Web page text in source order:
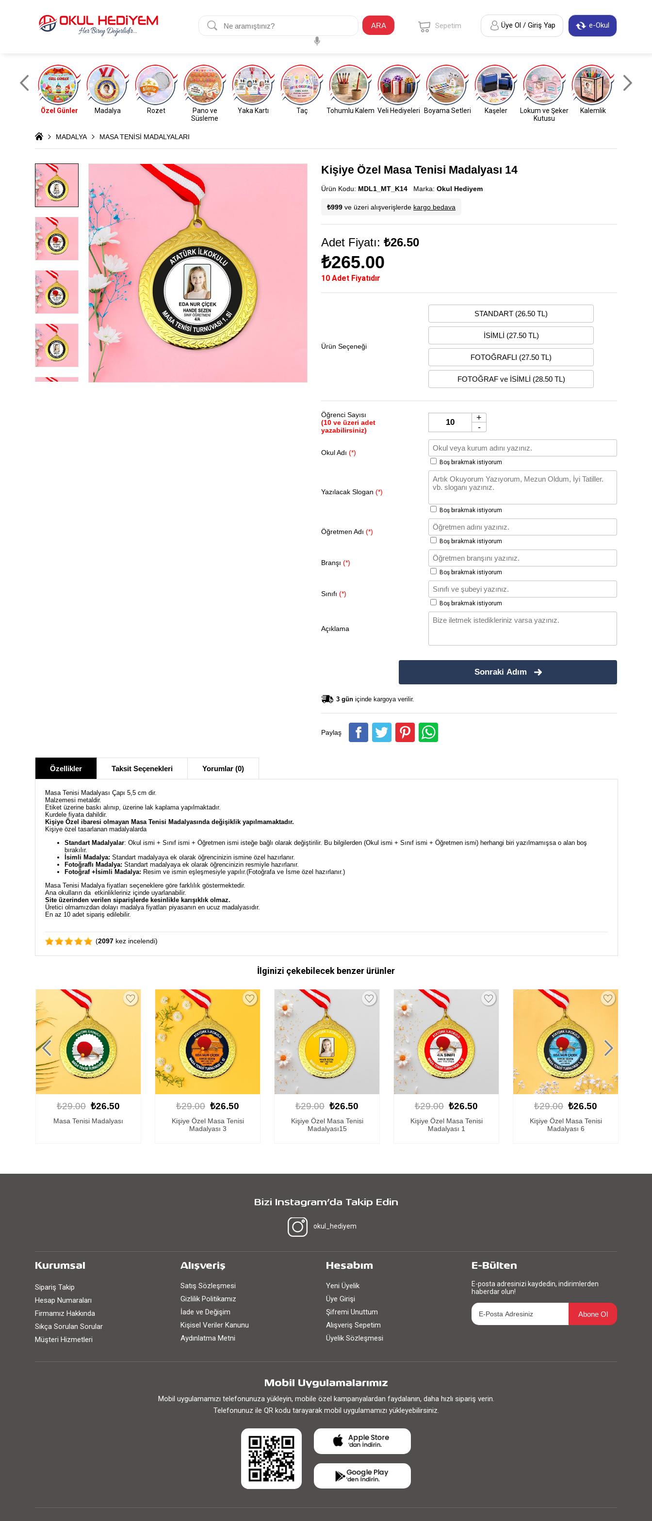
ARA e-Okul
Üye Ol / Giriş Yap
Sepetim
Özel Günler Madalya Rozet
Pano ve
Süsleme
Yaka Kartı Taç Tohumlu Kalem Veli Hediyeleri Boyama Setleri Kaşeler
Lokum ve Şeker
Kutusu
Kalemlik
MADALYA MASA TENİSİ MADALYALARI
Kişiye Özel Masa Tenisi Madalyası 14
Ürün Kodu: MDL1_MT_K14 Marka: Okul Hediyem
₺999 ve üzeri alışverişlerde kargo bedava
Adet Fiyatı: ₺26.50
₺265.00
10 Adet Fiyatıdır
Ürün Seçeneği
STANDART (26.50 TL)
İSİMLİ (27.50 TL)
FOTOĞRAFLI (27.50 TL)
FOTOĞRAF ve İSİMLİ (28.50 TL)
Öğrenci Sayısı
(10 ve üzeri adet
yazabilirsiniz)
+
-
Okul Adı (*)
Boş bırakmak istiyorum
Yazılacak Slogan (*)
Boş bırakmak istiyorum
Öğretmen Adı (*)
Boş bırakmak istiyorum
Branşı (*)
Boş bırakmak istiyorum
Sınıfı (*)
Boş bırakmak istiyorum
Açıklama
Sonraki Adım
3 gün içinde kargoya verilir.
Paylaş
Özellikler Taksit Seçenekleri Yorumlar (0)
Masa Tenisi Madalyası Çapı 5,5 cm dir.
Malzemesi metaldir.
Etiket üzerine baskı alınıp, üzerine lak kaplama yapılmaktadır.
Kurdele fiyata dahildir.
Kişiye Özel ibaresi olmayan Masa Tenisi Madalyasında değişiklik yapılmamaktadır.
Kişiye özel tasarlanan madalyalarda
Standart Madalyalar: Okul ismi + Sınıf ismi + Öğretmen ismi isteğe bağlı olarak değiştirilir. Bu bilgilerden (Okul ismi + Sınıf ismi + Öğretmen ismi) herhangi biri yazılmamışsa o alan boş
bırakılır.
İsimli Madalya: Standart madalyaya ek olarak öğrencinizin ismine özel hazırlanır.
Fotoğraflı Madalya: Standart madalyaya ek olarak öğrencinizin resmiyle hazırlanır.
Fotoğraf +İsimli Madalya: Resim ve ismin eşleşmesiyle yapılır.(Fotoğrafa ve İsme özel hazırlanır.)
Masa Tenisi Madalya fiyatları seçeneklere göre farklılık göstermektedir.
Ana okulların da etkinlikleriniz içinde uyarlanabilir.
Site üzerinden verilen siparişlerde kesinlikle karışıklık olmaz.
Üretici olmamızdan dolayı madalya fiyatları piyasanın en ucuz madalyasıdır.
En az 10 adet sipariş edilebilir.
(2097 kez incelendi)
İlginizi çekebilecek benzer ürünler
₺29.00 ₺26.50
Kişiye Özel Masa Tenisi
₺29.00 ₺26.50
Kişiye Özel Masa Tenisi
Madalyası15
₺29.00 ₺26.50
Kişiye Özel Masa Tenisi
Madalyası 1
₺29.00 ₺26.50
Kişiye Özel Masa Tenisi
Madalyası 6
₺29.00 ₺26.50
Kişiye Özel Masa Tenisi
Madalyası 8
Bizi Instagram’da Takip Edin
okul_hediyem
Kurumsal
Sipariş Takip
Hesap Numaraları
Firmamız Hakkında
Sıkça Sorulan Sorular
Müşteri Hizmetleri
Alışveriş
Satış Sözleşmesi
Gizlilik Politikamız
İade ve Değişim
Kişisel Veriler Kanunu
Aydınlatma Metni
Hesabım
Yeni Üyelik
Üye Girişi
Şifremi Unuttum
Alışveriş Sepetim
Üyelik Sözleşmesi
E-Bülten
E-posta adresinizi kaydedin, indirimlerden
haberdar olun!
Abone Ol
Mobil Uygulamalarımız
Mobil uygulamamızı telefonunuza yükleyin, mobile özel kampanyalardan faydalanın, daha hızlı sipariş verin.
Telefonunuz ile QR kodu tarayarak mobil uygulamamızı yükleyebilirsiniz.